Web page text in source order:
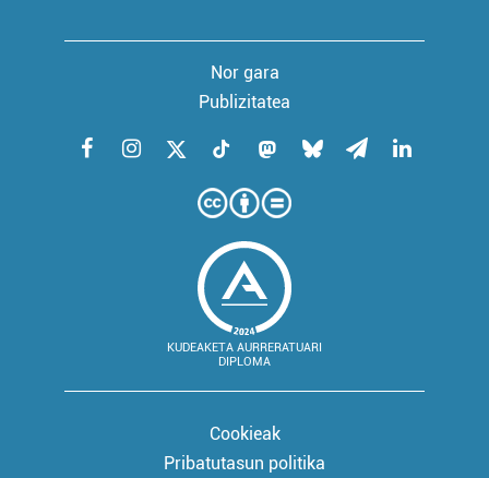
Nor gara
Publizitatea
KUDEAKETA AURRERATUARI
DIPLOMA
Cookieak
Pribatutasun politika